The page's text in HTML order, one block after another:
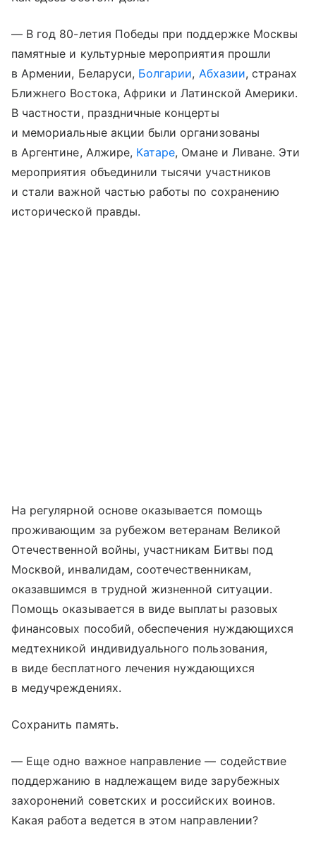
— В год 80-летия Победы при поддержке Москвы
памятные и культурные мероприятия прошли
в Армении, Беларуси, Болгарии, Абхазии, странах
Ближнего Востока, Африки и Латинской Америки.
В частности, праздничные концерты
и мемориальные акции были организованы
в Аргентине, Алжире, Катаре, Омане и Ливане. Эти
мероприятия объединили тысячи участников
и стали важной частью работы по сохранению
исторической правды.
На регулярной основе оказывается помощь
проживающим за рубежом ветеранам Великой
Отечественной войны, участникам Битвы под
Москвой, инвалидам, соотечественникам,
оказавшимся в трудной жизненной ситуации.
Помощь оказывается в виде выплаты разовых
финансовых пособий, обеспечения нуждающихся
медтехникой индивидуального пользования,
в виде бесплатного лечения нуждающихся
в медучреждениях.
Сохранить память.
— Еще одно важное направление — содействие
поддержанию в надлежащем виде зарубежных
захоронений советских и российских воинов.
Какая работа ведется в этом направлении?